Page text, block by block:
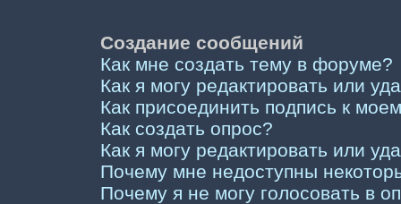
Создание сообщений
Как мне создать тему в форуме?
Как я могу редактировать или
Как присоединить подпись к
Как создать опрос?
Как я могу редактировать или
Почему мне недоступны
Почему я не могу голосовать в